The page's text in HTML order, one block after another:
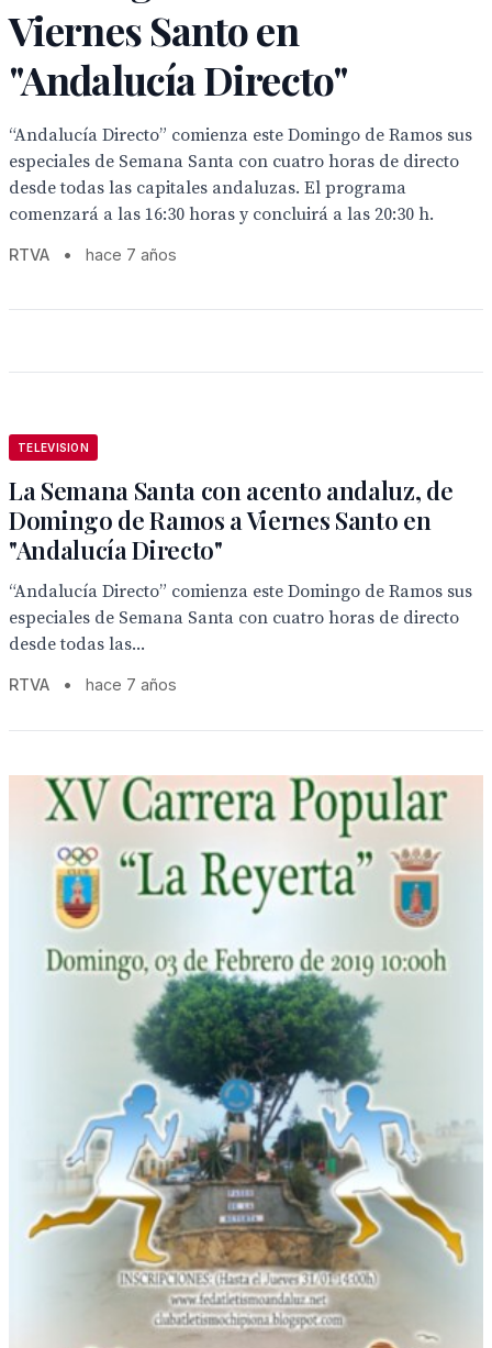
Viernes Santo en
"Andalucía Directo"
“Andalucía Directo” comienza este Domingo de Ramos sus
especiales de Semana Santa con cuatro horas de directo
desde todas las capitales andaluzas. El programa
comenzará a las 16:30 horas y concluirá a las 20:30 h.
RTVA • hace 7 años
TELEVISION
La Semana Santa con acento andaluz, de
Domingo de Ramos a Viernes Santo en
"Andalucía Directo"
“Andalucía Directo” comienza este Domingo de Ramos sus
especiales de Semana Santa con cuatro horas de directo
desde todas las...
RTVA • hace 7 años